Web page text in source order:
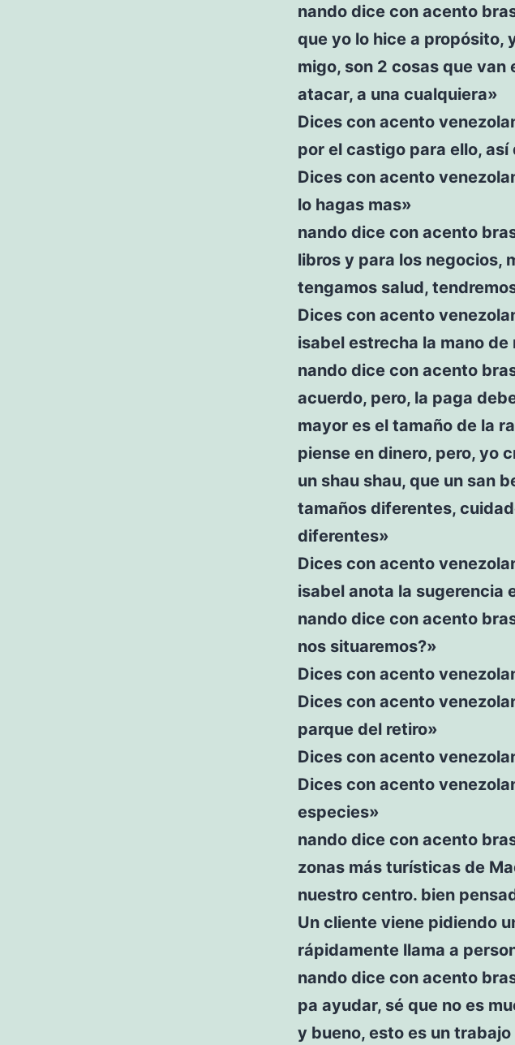
nando dice con acento
que yo lo hice a propósito,
migo, son 2 cosas que
atacar, a una cualquiera»
Dices con acento
por el castigo para ello,
Dices con acento
lo hagas mas»
nando dice con acento
libros y para los negocios,
tengamos salud,
Dices con acento
isabel estrecha la mano
nando dice con acento
acuerdo, pero, la paga
mayor es el tamaño de la
piense en dinero, pero, yo
un shau shau, que un san
tamaños diferentes,
diferentes»
Dices con acento
isabel anota la sugerencia
nando dice con acento
nos situaremos?»
Dices con acento
Dices con acento
parque del retiro»
Dices con acento
Dices con acento
especies»
nando dice con acento
zonas más turísticas de
nuestro centro. bien
Un cliente viene pidiendo
rápidamente llama a
nando dice con acento
pa ayudar, sé que no es
y bueno, esto es un